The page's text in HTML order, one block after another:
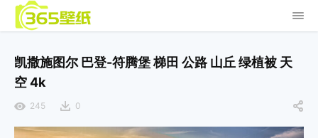
凯撒施图尔 巴登-符腾堡 梯田 公路 山丘 绿植被 天
空 4k
245 0